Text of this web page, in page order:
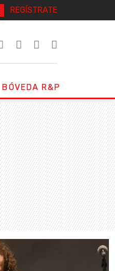
REGÍSTRATE
BÓVEDA R&P